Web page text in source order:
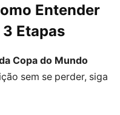
Entender
Etapas
Copa do Mundo
sem se perder, siga